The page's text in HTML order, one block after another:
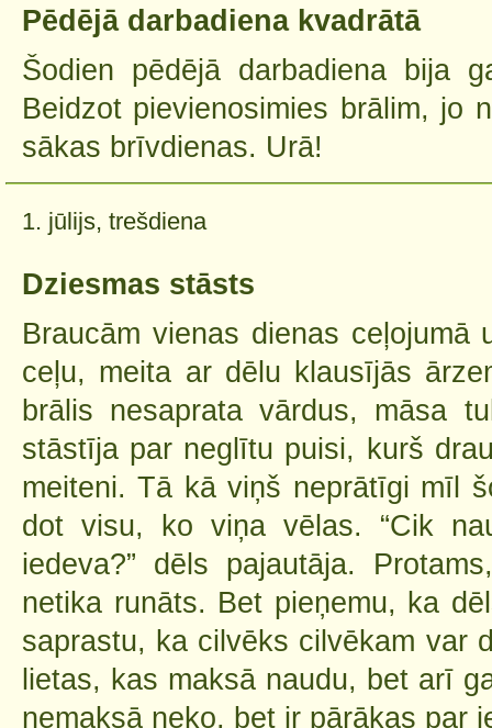
Pēdējā darbadiena kvadrātā
Šodien pēdējā darbadiena bija
Beidzot pievienosimies brālim, jo
sākas brīvdienas. Urā!
1. jūlijs, trešdiena
Dziesmas stāsts
Braucām vienas dienas ceļojumā
ceļu, meita ar dēlu klausījās
brālis nesaprata vārdus, māsa
stāstīja par neglītu puisi, kurš
meiteni. Tā kā viņš neprātīgi mīl
dot visu, ko viņa vēlas. “Cik
iedeva?” dēls pajautāja.
netika runāts. Bet pieņemu, ka
saprastu, ka cilvēks cilvēkam var
lietas, kas maksā naudu, bet arī
nemaksā neko, bet ir pārākas par